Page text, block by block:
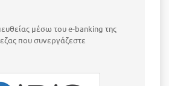
μέσω του e-banking της
που συνεργάζεστε